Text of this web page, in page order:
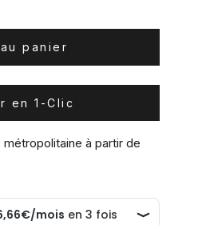
panier
en 1-Clic
à partir de